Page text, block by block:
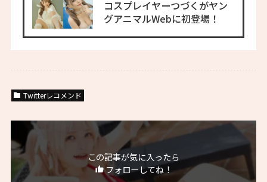
コスプレイヤーつづくがヤン
グアニマルWebに初登場！
Twitterレコメンド
この記事が気に入ったら
フォローしてね！